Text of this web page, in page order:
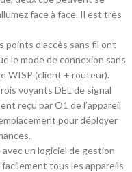
face à face. Il est très
points d’accès sans fil ont
le mode de connexion sans
WISP (client + routeur).
voyants DEL de signal
reçu par O1 de l’appareil
pour déployer
avec un logiciel de gestion
tous les appareils